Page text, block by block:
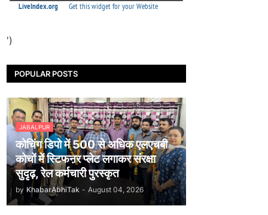
')
POPULAR POSTS
JABALPUR
कोचिंग डिपो में 500 से अधिक एलएचबी
कोचों में स्टिफऩर प्लेट लगाकर संरक्षा
सुदृढ़, रेल कर्मचारी पुरस्कृत
by KhabarAbhiTak - August 04, 2026